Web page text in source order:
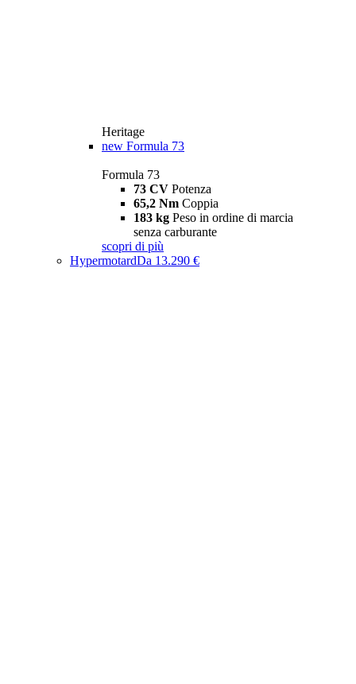
Heritage
new Formula 73
Formula 73
73 CV Potenza
65,2 Nm Coppia
183 kg Peso in ordine di marcia
senza carburante
scopri di più
HypermotardDa 13.290 €